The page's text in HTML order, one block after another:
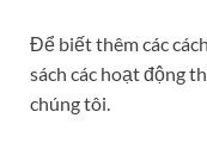
Để biết thêm các
sách các hoạt động
chúng tôi.